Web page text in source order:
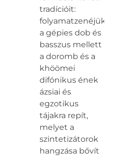
tradícióit:
folyamatzenéjükben
a gépies dob és
basszus mellett
a doromb és a
khöömei
difónikus ének
ázsiai és
egzotikus
tájakra repít,
melyet a
szintetizátorok
hangzása bővít